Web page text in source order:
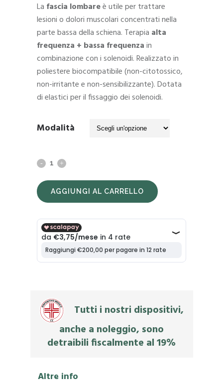
prezzo:
da
15,00 €
a
30,00 €
La fascia lombareè utile per trattare
lesioni o dolori muscolari concentrati nella
parte bassa della schiena. Terapia alta
frequenza + bassa frequenzain
combinazione con i solenoidi. Realizzato in
poliestere biocompatibile (non-citotossico,
non-irritante e non-sensibilizzante). Dotata
di elastici per il fissaggio dei solenoidi.
Modalità
Fascia
lombare
MagnetoEnergy
quantity
AGGIUNGI AL CARRELLO
Tutti i nostri dispositivi,
anche a noleggio, sono
detraibili fiscalmente al 19%
Altre info